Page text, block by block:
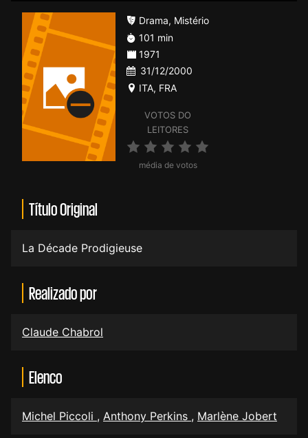
VOTOS DO
LEITORES
média de votos
Drama, Mistério
101 min
1971
31/12/2000
ITA, FRA
Título Original
La Décade Prodigieuse
Realizado por
Claude Chabrol
Elenco
Michel Piccoli , Anthony Perkins , Marlène Jobert